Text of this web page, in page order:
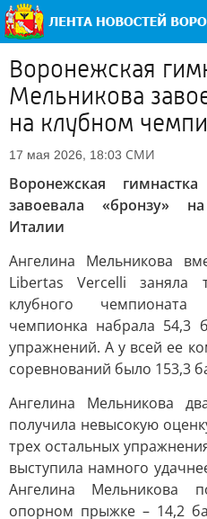
Воронежская
Мельникова
на клубном
17 мая 2026, 18:03 СМИ
Воронежская
завоевала «бронзу»
Италии
Ангелина Мельникова
Libertas Vercelli заняла
клубного
чемпионка набрала 54,3
упражнений. А у всей ее
соревнований было 153,3
Ангелина Мельникова
получила невысокую
трех остальных
выступила намного
Ангелина Мельникова
опорном прыжке – 14,2